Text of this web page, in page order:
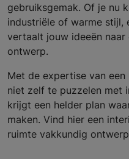
gebruiksgemak. Of je nu
industriële of warme stijl,
vertaalt jouw ideeën
ontwerp.
Met de expertise van
niet zelf te puzzelen met
krijgt een helder plan
maken. Vind hier een
ruimte vakkundig